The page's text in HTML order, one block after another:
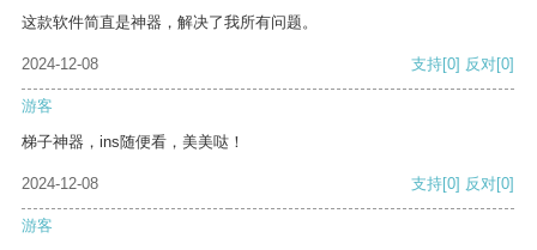
这款软件简直是神器，解决了我所有问题。
2024-12-08 支持[0] 反对[0]
游客
梯子神器，ins随便看，美美哒！
2024-12-08 支持[0] 反对[0]
游客